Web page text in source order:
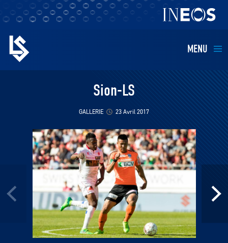
MENU
BUSINESS
RESTAURATION
Sion-LS
GALLERIE 23 Avril 2017